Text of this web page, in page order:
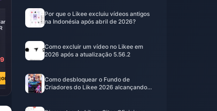
-20%
iTunes Gift Card
200 BRL BR
R$ 194.93
Comprar Agora
Por que o Likee excluiu vídeos antigos
na Indonésia após abril de 2026?
Como excluir um vídeo no Likee em
2026 após a atualização 5.56.2
Como desbloquear o Fundo de
Criadores do Likee 2026 alcançando o